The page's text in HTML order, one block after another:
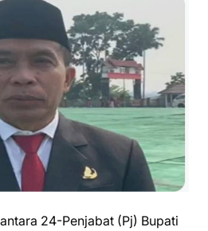
24-Penjabat (Pj) Bupati